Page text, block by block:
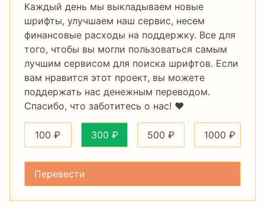
Каждый день мы выкладываем новые
шрифты, улучшаем наш сервис, несем
финансовые расходы на поддержку. Все для
того, чтобы вы могли пользоваться самым
лучшим сервисом для поиска шрифтов. Если
вам нравится этот проект, вы можете
поддержать нас денежным переводом.
Спасибо, что заботитесь о нас! ❤️
100 ₽ 300 ₽ 500 ₽ 1000 ₽